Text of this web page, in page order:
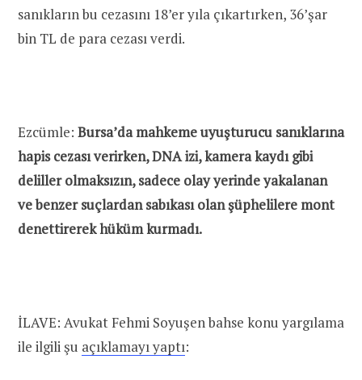
sanıkların bu cezasını 18’er yıla çıkartırken, 36’şar
bin TL de para cezası verdi.
Ezcümle: Bursa’da mahkeme uyuşturucu sanıklarına
hapis cezası verirken, DNA izi, kamera kaydı gibi
deliller olmaksızın, sadece olay yerinde yakalanan
ve benzer suçlardan sabıkası olan şüphelilere mont
denettirerek hüküm kurmadı.
İLAVE: Avukat Fehmi Soyuşen bahse konu yargılama
ile ilgili şu açıklamayı yaptı: